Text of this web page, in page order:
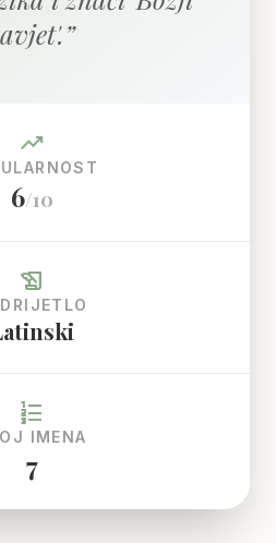
”
trending_up
6/10
history_edu
format_list_numbered
IMENA
7